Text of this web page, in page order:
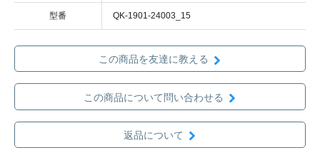
型番 QK-1901-24003_15
この商品を友達に教える
この商品について問い合わせる
返品について